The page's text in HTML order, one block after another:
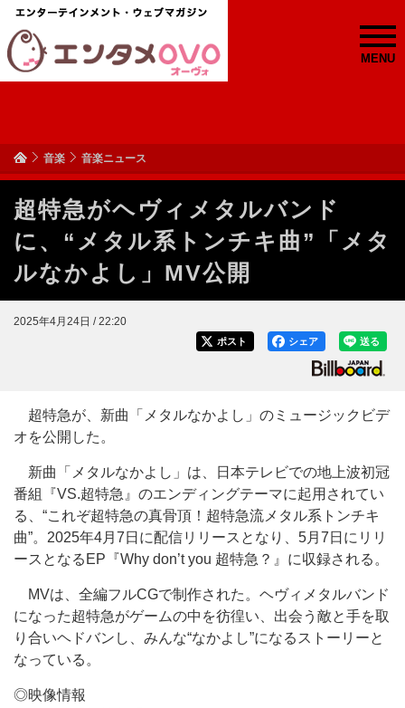
MENU
音楽 音楽ニュース
超特急がヘヴィメタルバンド
に、“メタル系トンチキ曲”「メタ
ルなかよし」MV公開
2025年4月24日 / 22:20
送る
シェア
ポスト
超特急が、新曲「メタルなかよし」のミュージックビデ
オを公開した。
新曲「メタルなかよし」は、日本テレビでの地上波初冠
番組『VS.超特急』のエンディングテーマに起用されてい
る、“これぞ超特急の真骨頂！超特急流メタル系トンチキ
曲”。2025年4月7日に配信リリースとなり、5月7日にリリ
ースとなるEP『Why don’t you 超特急？』に収録される。
MVは、全編フルCGで制作された。ヘヴィメタルバンド
になった超特急がゲームの中を彷徨い、出会う敵と手を取
り合いヘドバンし、みんな“なかよし”になるストーリーと
なっている。
◎映像情報